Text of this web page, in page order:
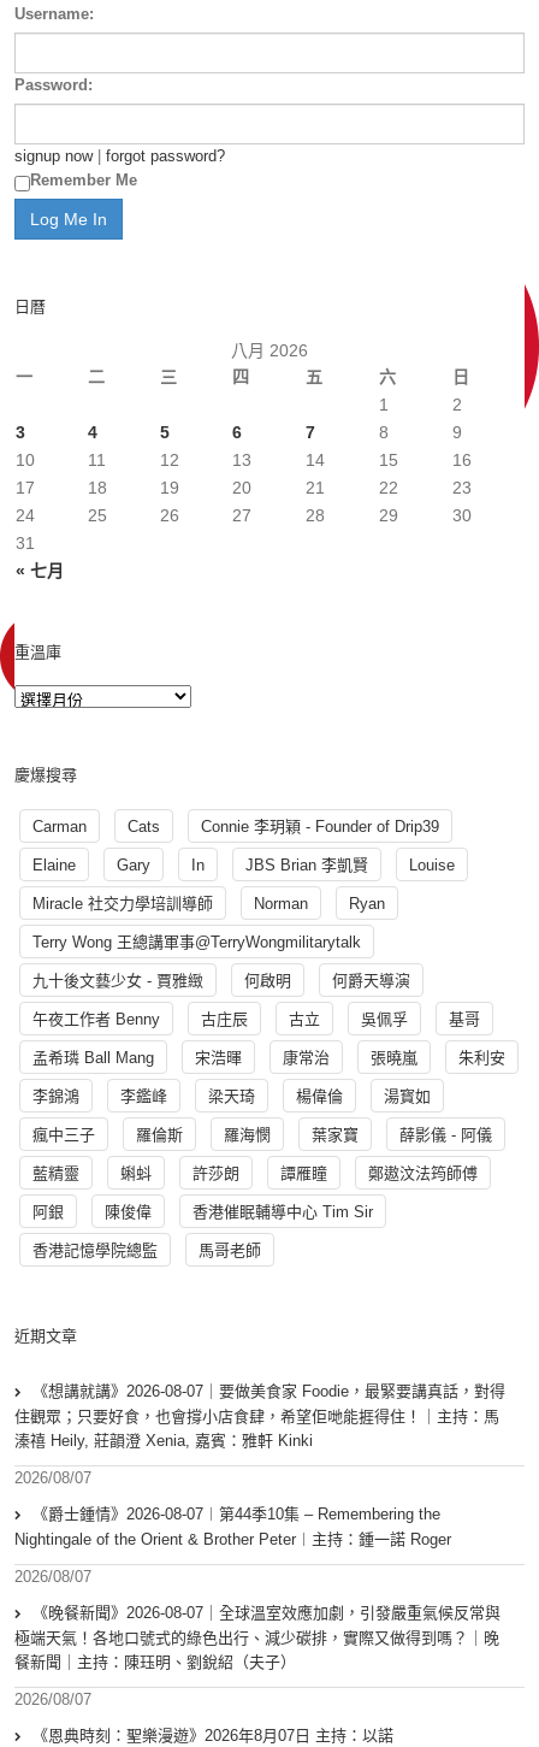
Username:
Password:
signup now| forgot password?
Remember Me
日曆
八月 2026
一
二 三 四 五 六 日
« 七月
1
2
3
4 5 6 7 8
9
10
11 12 13 14 15
16
17
18 19 20 21 22
23
24
25 26 27 28 29
30
31
重溫庫
慶爆搜尋
Carman Cats Connie 李玥穎 - Founder of Drip39
Elaine Gary In JBS Brian 李凱賢 Louise
Miracle 社交力學培訓導師 Norman Ryan
Terry Wong 王總講軍事@TerryWongmilitarytalk
九十後文藝少女 - 賈雅緻 何啟明 何爵天導演
午夜工作者 Benny 古庄辰 古立 吳佩孚 基哥
孟希璘 Ball Mang 宋浩暉 康常治 張曉嵐 朱利安
李錦鴻 李鑑峰 梁天琦 楊偉倫 湯寳如
瘋中三子 羅倫斯 羅海憫 葉家寶 薛影儀 - 阿儀
藍精靈 蝌蚪 許莎朗 譚雁瞳 鄭遨汶法筠師傅
阿銀 陳俊偉 香港催眠輔導中心 Tim Sir
香港記憶學院總監 馬哥老師
近期文章
《想講就講》2026-08-07｜要做美食家 Foodie，最緊要講真話，對得
住觀眾；只要好食，也會撐小店食肆，希望佢哋能捱得住！｜主持：馬
溱禧 Heily, 莊韻澄 Xenia, 嘉賓：雅軒 Kinki
2026/08/07
《爵士鍾情》2026-08-07︱第44季10集 – Remembering the
Nightingale of the Orient & Brother Peter︱主持：鍾一諾 Roger
2026/08/07
《晚餐新聞》2026-08-07｜全球溫室效應加劇，引發嚴重氣候反常與
極端天氣！各地口號式的綠色出行、減少碳排，實際又做得到嗎？｜晚
餐新聞｜主持：陳珏明、劉銳紹（夫子）
2026/08/07
《恩典時刻：聖樂漫遊》2026年8月07日 主持：以諾